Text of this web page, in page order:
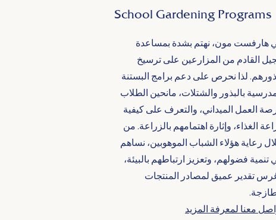
School Gardening Programs
هارفست مون، نهتم بشدة بمساعدة
القادم من المزارعين على ترسيخ
لذا نحرص على دعم برامج البستنة
بالبذور والشتلات، مانحين الطلاب
العمل الميداني، والتعرف على كيفية
الغذاء، وإثارة اهتمامهم بالزراعة. من
رعاية هؤلاء الشباب الموهوبين، نساهم
تنمية فضولهم، وتعزيز ارتباطهم بالبيئة،
تقدير عميق لمصادر المنتجات
معنا لمعرفة المزيد